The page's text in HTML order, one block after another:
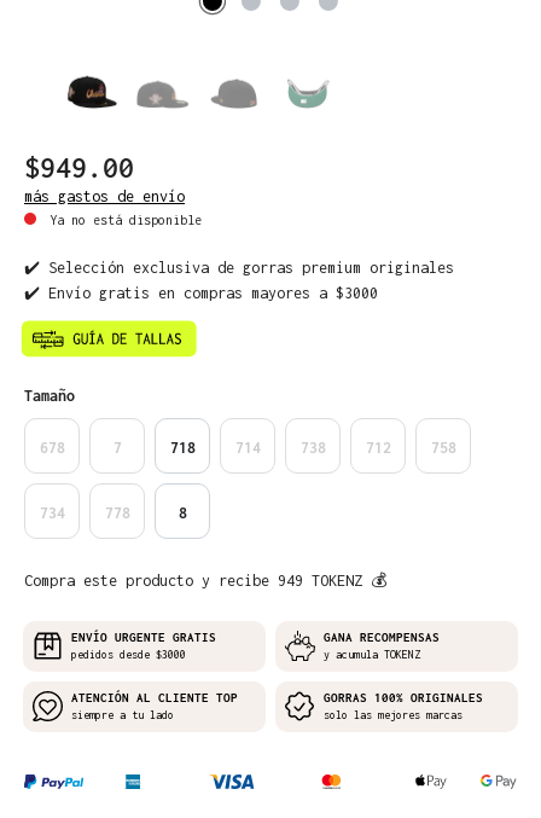
$949.00
más gastos de envío
Ya no está disponible
✔️ Selección exclusiva de gorras premium originales
✔️ Envío gratis en compras mayores a $3000
Seleccione
Tamaño
678 7 718 714 738 712 758
734 778 8
Compra este producto y recibe 949 TOKENZ 💰
ENVÍO URGENTE GRATIS
pedidos desde $3000
GANA RECOMPENSAS
y acumula TOKENZ
ATENCIÓN AL CLIENTE TOP
siempre a tu lado
GORRAS 100% ORIGINALES
solo las mejores marcas